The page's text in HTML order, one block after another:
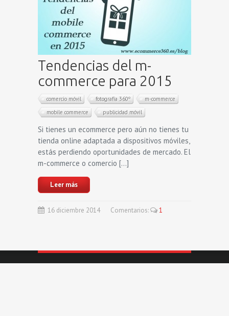
Tendencias del m-
commerce para 2015
comercio móvil fotografía 360º
m-commerce
mobile commerce
publicidad móvil
Si tienes un ecommerce pero aún no tienes tu
tienda online adaptada a dispositivos móviles,
estás perdiendo oportunidades de mercado. El
m-commerce o comercio […]
Leer más
16 diciembre 2014 Comentarios: 1